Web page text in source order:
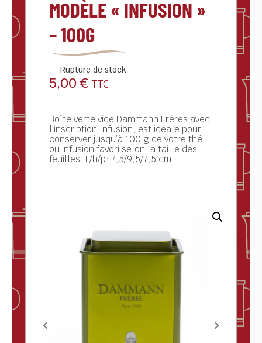
MODÈLE « INFUSION »
– 100G
Rupture de stock
5,00€ TTC
Boîte verte vide Dammann Frères avec
l’inscription Infusion, est idéale pour
conserver jusqu’à 100 g de votre thé
ou infusion favori selon la taille des
feuilles. L/h/p: 7,5/9,5/7,5 cm